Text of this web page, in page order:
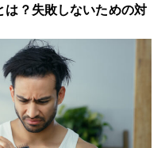
？失敗しないための対